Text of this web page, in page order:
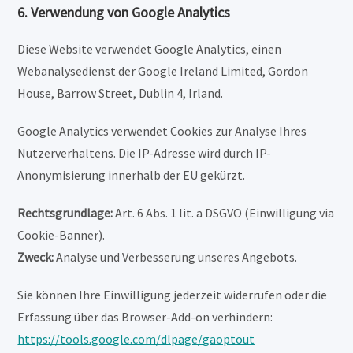
6. Verwendung von Google Analytics
Diese Website verwendet Google Analytics, einen
Webanalysedienst der Google Ireland Limited, Gordon
House, Barrow Street, Dublin 4, Irland.
Google Analytics verwendet Cookies zur Analyse Ihres
Nutzerverhaltens. Die IP-Adresse wird durch IP-
Anonymisierung innerhalb der EU gekürzt.
Rechtsgrundlage:Art. 6 Abs. 1 lit. a DSGVO (Einwilligung via
Cookie-Banner).
Zweck:Analyse und Verbesserung unseres Angebots.
Sie können Ihre Einwilligung jederzeit widerrufen oder die
Erfassung über das Browser-Add-on verhindern:
https://tools.google.com/dlpage/gaoptout